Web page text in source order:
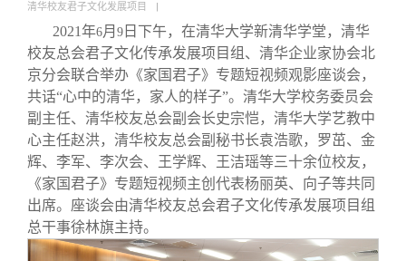
年级联络
院系校友工作
专业委员会
兴趣群体
捐赠项目
捐赠新闻
捐赠纪事
捐赠方法
媒体平台
《清华校友通讯》
《水木清华》
我要订阅
百年清华
清华人物
清华故事
校友服务
终身学习
校友总会
关闭
清华校友君子文化发展项目
|
2021年6月 9 日下午，在清华大学新清华学堂，清华
校友总会君子文化传承发展项目组、清华企业家协会北
京分会联合举办《家国君子》专题短视频观影座谈会，
共话“心中的清华，家人的样子”。清华大学校务委员会
副主任、清华校友总会副会长史宗恺，清华大学艺教中
心主任赵洪，清华校友总会副秘书长袁浩歌，罗茁、金
辉、李军、李次会、王学辉、王洁瑶等三十余位校友，
《家国君子》专题短视频主创代表杨丽英、向子等共同
出席。座谈会由清华校友总会君子文化传承发展项目组
总干事徐林旗主持。